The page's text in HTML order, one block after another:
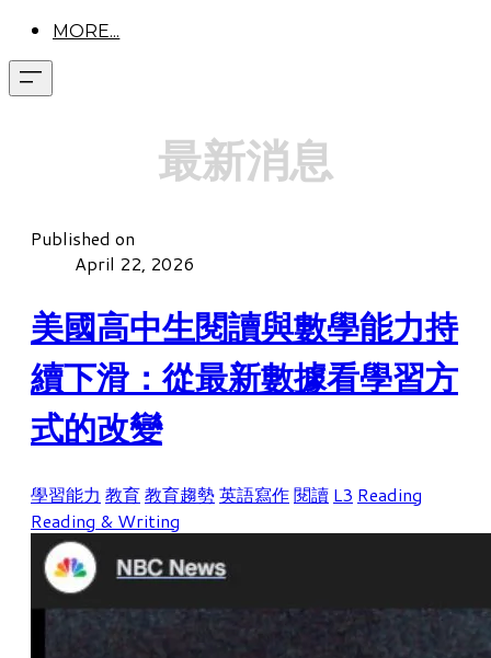
MORE...
最新消息
Published on
April 22, 2026
美國高中生閱讀與數學能力持
續下滑：從最新數據看學習方
式的改變
學習能力 教育教育趨勢英語寫作閱讀 L3 Reading
Reading & Writing